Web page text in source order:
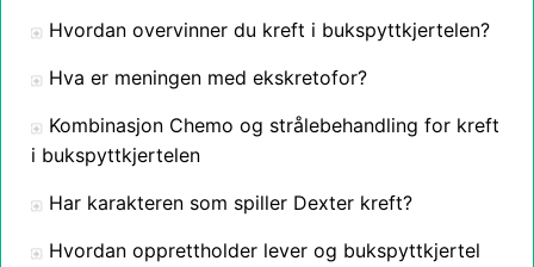
Hvordan overvinner du kreft i bukspyttkjertelen?
Hva er meningen med ekskretofor?
Kombinasjon Chemo og strålebehandling for kreft
i bukspyttkjertelen
Har karakteren som spiller Dexter kreft?
Hvordan opprettholder lever og bukspyttkjertel